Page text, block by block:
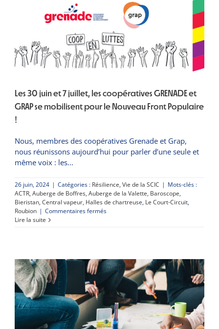
belle
de
l’Auberge
de
Léoncel
Les 30 juin et 7 juillet, les coopératives GRENADE et
GRAP se mobilisent pour le Nouveau Front Populaire
!
Nous, membres des coopératives Grenade et Grap,
nous réunissons aujourd’hui pour parler d’une seule et
même voix : les
26 juin, 2024 | Catégories : Résilience,Vie de la SCIC | Mots-clés :
ACTR,Auberge de Boffres,Auberge de la Valette, Baroscope,
Bieristan,Central vapeur, Halles de chartreuse, Le Court-Circuit,
Roubion | Commentaires ferméssur
juillet,
les
coopératives
GRENADE
GRAP
se
mobilisent
Lire la suite